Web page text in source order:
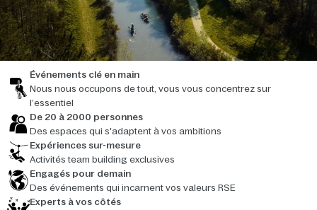
Événements clé en main
Nous nous occupons de tout, vous vous concentrez sur
l’essentiel
De 20 à 2000 personnes
Des espaces qui s'adaptent à vos ambitions
Expériences sur-mesure
Activités team building exclusives
Engagés pour demain
Des événements qui incarnent vos valeurs RSE
Experts à vos côtés